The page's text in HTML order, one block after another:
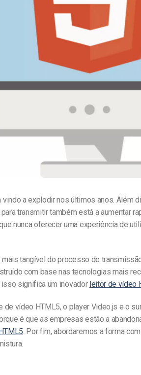
a explodir nos últimos anos. Além
transmitir também está a aumentar
nunca oferecer uma experiência de
tangível do processo de
com base nas tecnologias mais
isso significa um inovador leitor de vídeo
vídeo HTML5, o player Video.js e o
é que as empresas estão a
. Por fim, abordaremos a forma